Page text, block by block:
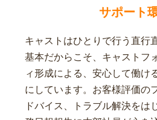
サポート
キャストはひとりで行う直行
基本だからこそ、キャストフ
ィ形成による、安心して働け
にしています。お客様評価の
ドバイス、トラブル解決をは